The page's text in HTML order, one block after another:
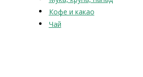
Кофе и какао
Чай